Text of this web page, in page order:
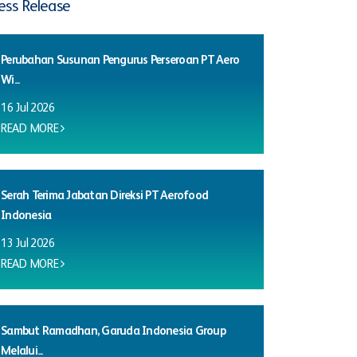
Release
Perubahan Susunan Pengurus Perseroan PT Aero
Wi...
16 Jul 2026
READ MORE
Serah Terima Jabatan Direksi PT Aerofood
Indonesia
13 Jul 2026
READ MORE
Sambut Ramadhan, Garuda Indonesia Group
Melalui...